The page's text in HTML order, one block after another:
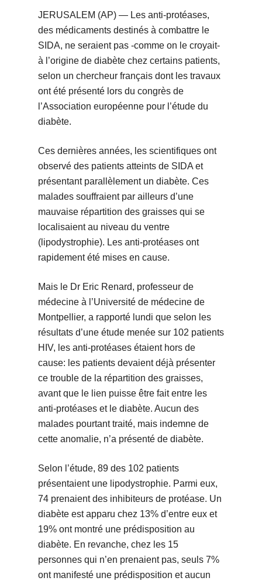
JERUSALEM (AP) — Les anti-protéases,
des médicaments destinés à combattre le
SIDA, ne seraient pas -comme on le croyait-
à l’origine de diabète chez certains patients,
selon un chercheur français dont les travaux
ont été présenté lors du congrès de
l’Association européenne pour l’étude du
diabète.
Ces dernières années, les scientifiques ont
observé des patients atteints de SIDA et
présentant parallèlement un diabète. Ces
malades souffraient par ailleurs d’une
mauvaise répartition des graisses qui se
localisaient au niveau du ventre
(lipodystrophie). Les anti-protéases ont
rapidement été mises en cause.
Mais le Dr Eric Renard, professeur de
médecine à l’Université de médecine de
Montpellier, a rapporté lundi que selon les
résultats d’une étude menée sur 102 patients
HIV, les anti-protéases étaient hors de
cause: les patients devaient déjà présenter
ce trouble de la répartition des graisses,
avant que le lien puisse être fait entre les
anti-protéases et le diabète. Aucun des
malades pourtant traité, mais indemne de
cette anomalie, n’a présenté de diabète.
Selon l’étude, 89 des 102 patients
présentaient une lipodystrophie. Parmi eux,
74 prenaient des inhibiteurs de protéase. Un
diabète est apparu chez 13% d’entre eux et
19% ont montré une prédisposition au
diabète. En revanche, chez les 15
personnes qui n’en prenaient pas, seuls 7%
ont manifesté une prédisposition et aucun